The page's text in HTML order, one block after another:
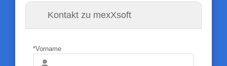
Kontakt zu mexXsoft
*Vorname